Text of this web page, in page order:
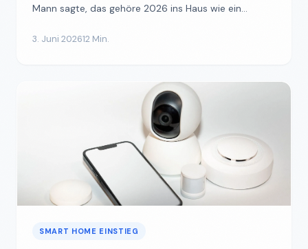
Mann sagte, das gehöre 2026 ins Haus wie ein
3. Juni 202612 Min.
SMART HOME EINSTIEG